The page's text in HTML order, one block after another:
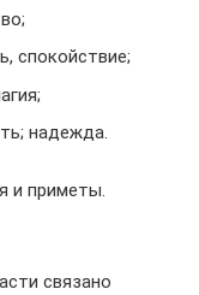
спокойствие;
надежда.
и приметы.
связано